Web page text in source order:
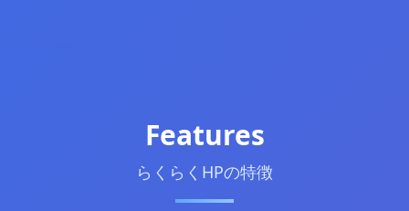
Features
らくらくHPの特徴